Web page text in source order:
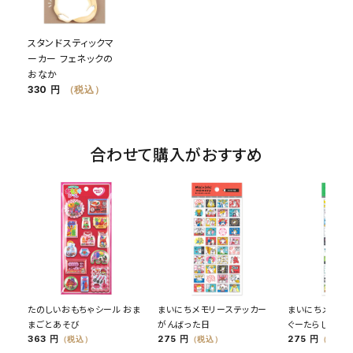
スタンドスティックマ
ーカー フェネックの
おなか
330 円 （税込）
合わせて購入がおすすめ
たのしいおもちゃシール おま
まごとあそび
363 円 （税込）
まいにちメモリーステッカー
がんばった日
275 円 （税込）
まいにちメモリ
ぐーたらした日
275 円 （税込）